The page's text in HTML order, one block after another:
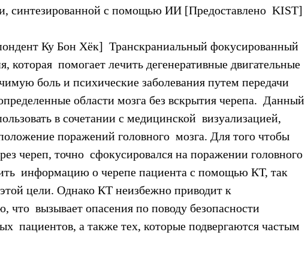
синтезированной с помощью ИИ [Предоставлено  KIST]
Ку Бон Хёк]  Транскраниальный фокусированный
которая  помогает лечить дегенеративные двигательные
боль и психические заболевания путем передачи
области мозга без вскрытия черепа.  Данный
в сочетании с медицинской  визуализацией,
поражений головного  мозга. Для того чтобы
череп, точно  сфокусировался на поражении головного
информацию о черепе пациента с помощью КТ, так
цели. Однако КТ неизбежно приводит к
что  вызывает опасения по поводу безопасности
пациентов, а также тех, которые подвергаются частым